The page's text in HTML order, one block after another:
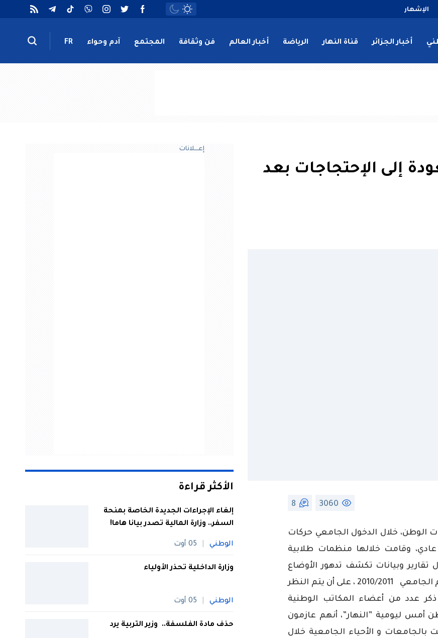
الإشهار
أخبار الجزائر قناة النهار الرياضة أخبار العالم فن وثقافة المجتمع آدم وحواء FR
إلى الإحتجاجات بعد
3060
8
الوطن، خلال الدخول الجامعي حركات
عادي، وقامت خلالها منظمات
طلابية
تقارير وبيانات تكشف تدهور الأوضاع
الجامعي 2010/2011 ، على أن يتم النظر
ذكر عدد من أعضاء المكاتب
الوطنية
أمس ليومية ”النهار”، أنهم عازمون
بالجامعات و الأحياء الجامعية خلال
إعــــلانات
الأكثر قراءة
إلغاء الإجراءات الجديدة الخاصة بمنحة
السفر.. وزارة المالية تصدر بيانا هاما!
الوطني 05 أوت
وزارة الداخلية تحذر الأولياء
الوطني 05 أوت
حذف مادة الفلسفة.. وزير التربية يرد